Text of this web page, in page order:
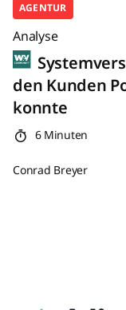
AGENTUR
Analyse
den Kunden
konnte
6 Minuten
Conrad Breyer